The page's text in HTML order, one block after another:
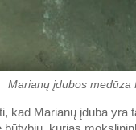
Marianų įdubos medūza
kad Marianų įduba